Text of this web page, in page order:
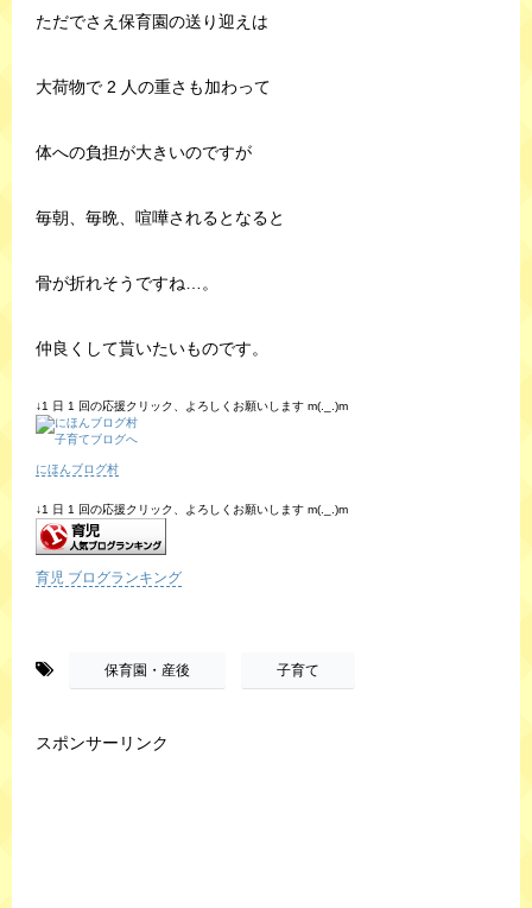
ただでさえ保育園の送り迎えは
大荷物で 2 人の重さも加わって
体への負担が大きいのですが
毎朝、毎晩、喧嘩されるとなると
骨が折れそうですね…。
仲良くして貰いたいものです。
↓1 日 1 回の応援クリック、よろしくお願いします m(._.)m
にほんブログ村
↓1 日 1 回の応援クリック、よろしくお願いします m(._.)m
育児 ブログランキング
保育園・産後 子育て
スポンサーリンク